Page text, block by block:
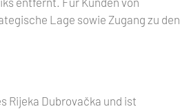
Lage sowie Zugang zu den
Rijeka Dubrovačka und ist